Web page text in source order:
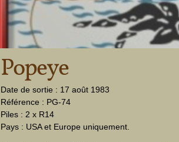
Popeye
Date de sortie : 17 août 1983
Référence : PG-74
Piles : 2 x R14
Pays : USA et Europe uniquement.